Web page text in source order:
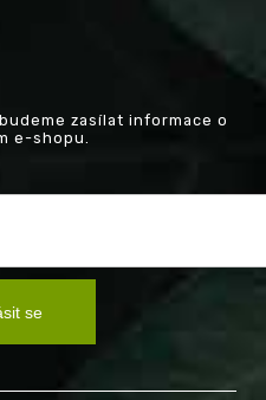
zasílat informace o
e-shopu.
se